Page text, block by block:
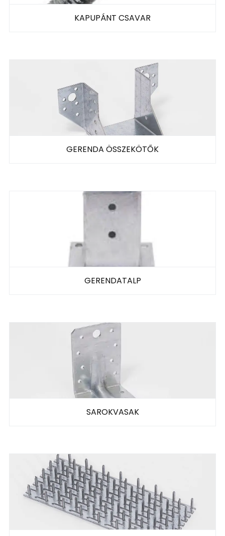
KAPUPÁNT CSAVAR
GERENDA ÖSSZEKÖTŐK
GERENDATALP
SAROKVASAK